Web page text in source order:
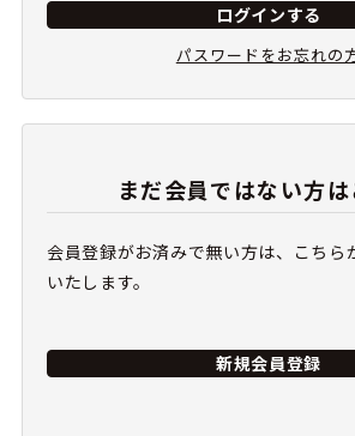
ログインする
パスワードをお忘れの
まだ会員ではない方は
会員登録がお済みで無い方は、こちら
いたします。
新規会員登録